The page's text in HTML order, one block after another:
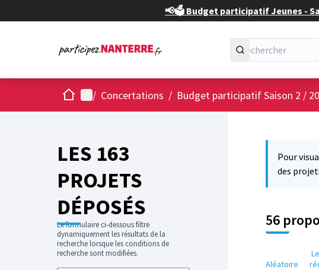
📢🗳️ Budget participatif Jeunes -
AccueilMenu principal
/ Concertations / Budget participatif Saison 2 /
LES 163
PROJETS
DÉPOSÉS
Le formulaire ci-dessous filtre
dynamiquement les résultats de la
recherche lorsque les conditions de
recherche sont modifiées.
Pour
des
56
Aléatoire